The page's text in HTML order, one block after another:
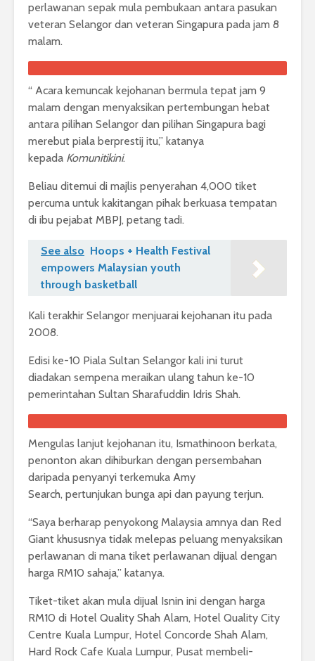
perlawanan sepak mula pembukaan antara pasukan
veteran Selangor dan veteran Singapura pada jam 8
malam.
“ Acara kemuncak kejohanan bermula tepat jam 9
malam dengan menyaksikan pertembungan hebat
antara pilihan Selangor dan pilihan Singapura bagi
merebut piala berprestij itu,” katanya
kepada Komunitikini.
Beliau ditemui di majlis penyerahan 4,000 tiket
percuma untuk kakitangan pihak berkuasa tempatan
di ibu pejabat MBPJ, petang tadi.
See also Hoops + Health Festival
empowers Malaysian youth
through basketball
Kali terakhir Selangor menjuarai kejohanan itu pada
2008.
Edisi ke-10 Piala Sultan Selangor kali ini turut
diadakan sempena meraikan ulang tahun ke-10
pemerintahan Sultan Sharafuddin Idris Shah.
Mengulas lanjut kejohanan itu, Ismathinoon berkata,
penonton akan dihiburkan dengan persembahan
daripada penyanyi terkemuka Amy
Search, pertunjukan bunga api dan payung terjun.
“Saya berharap penyokong Malaysia amnya dan Red
Giant khususnya tidak melepas peluang menyaksikan
perlawanan di mana tiket perlawanan dijual dengan
harga RM10 sahaja,” katanya.
Tiket-tiket akan mula dijual Isnin ini dengan harga
RM10 di Hotel Quality Shah Alam, Hotel Quality City
Centre Kuala Lumpur, Hotel Concorde Shah Alam,
Hard Rock Cafe Kuala Lumpur, Pusat membeli-